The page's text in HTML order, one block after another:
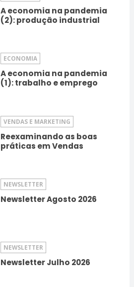
A economia na pandemia
(2): produção industrial
ECONOMIA
A economia na pandemia
(1): trabalho e emprego
VENDAS E MARKETING
Reexaminando as boas
práticas em Vendas
NEWSLETTER
Newsletter Agosto 2026
NEWSLETTER
Newsletter Julho 2026